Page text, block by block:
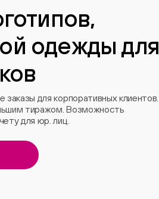
одежды для
заказы для корпоративных клиентов.
тиражом. Возможность
для юр. лиц.